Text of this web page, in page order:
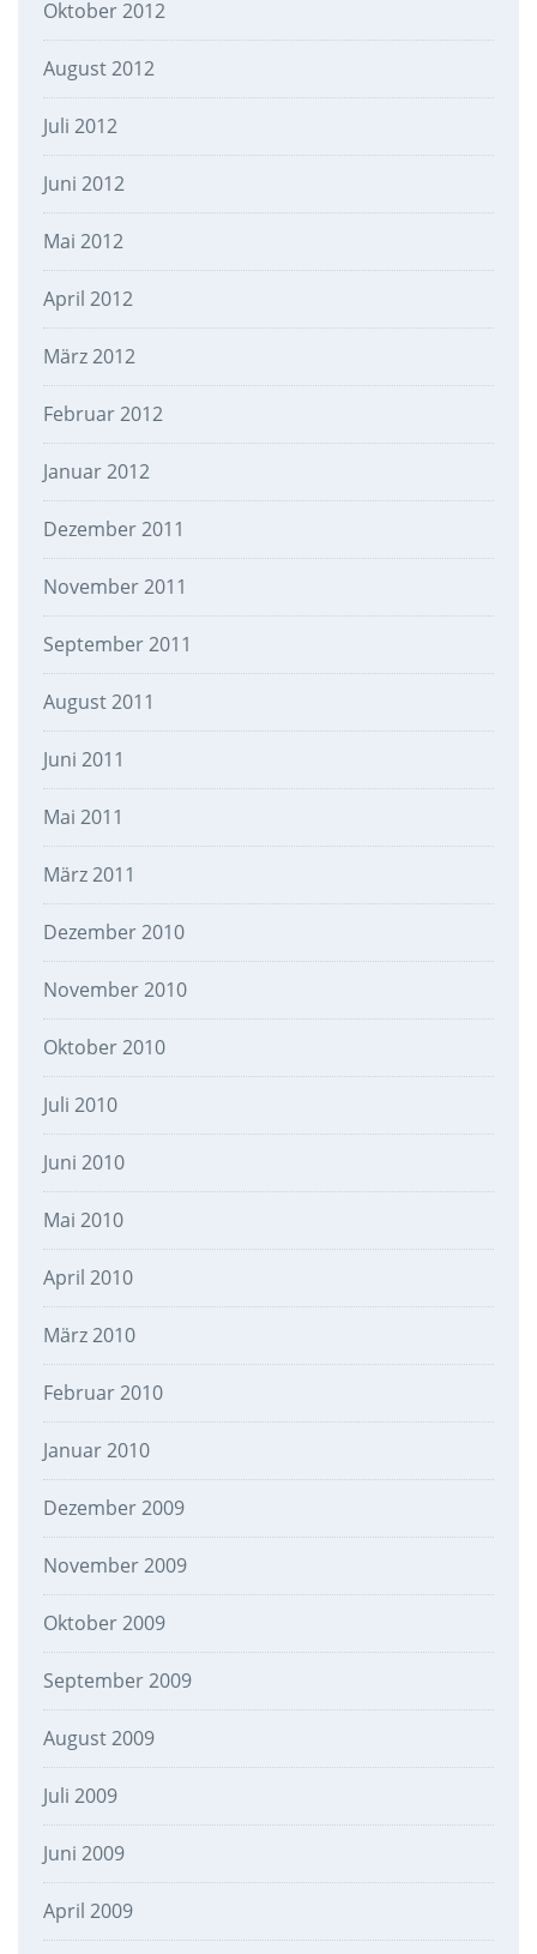
Oktober 2012
August 2012
Juli 2012
Juni 2012
Mai 2012
April 2012
März 2012
Februar 2012
Januar 2012
Dezember 2011
November 2011
September 2011
August 2011
Juni 2011
Mai 2011
März 2011
Dezember 2010
November 2010
Oktober 2010
Juli 2010
Juni 2010
Mai 2010
April 2010
März 2010
Februar 2010
Januar 2010
Dezember 2009
November 2009
Oktober 2009
September 2009
August 2009
Juli 2009
Juni 2009
April 2009